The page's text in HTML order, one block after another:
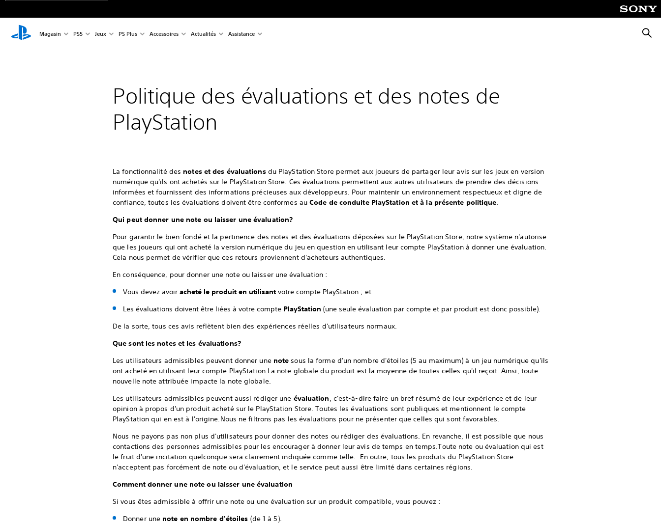
Magasin PS5 Jeux PS Plus Accessoires Actualités Assistance
Politique des évaluations et des notes de
PlayStation
La fonctionnalité des notes et des évaluationsdu PlayStation Store permet aux joueurs de partager leur avis sur les jeux en version
numérique qu'ils ont achetés sur le PlayStation Store. Ces évaluations permettent aux autres utilisateurs de prendre des décisions
informées et fournissent des informations précieuses aux développeurs. Pour maintenir un environnement respectueux et digne de
confiance, toutes les évaluations doivent être conformes auCode de conduite PlayStation et à la présente politique.
Qui peut donner une note ou laisser une évaluation?
Pour garantir le bien-fondé et la pertinence des notes et des évaluations déposées sur le PlayStation Store, notre système n'autorise
que les joueurs qui ont acheté la version numérique du jeu en question en utilisant leur compte PlayStation à donner une évaluation.
Cela nous permet de vérifier que ces retours proviennent d'acheteurs authentiques.
En conséquence, pour donner une note ou laisser une évaluation :
Vous devez avoir acheté le produit en utilisant votre compte PlayStation ; et
Les évaluations doivent être liées à votre compte PlayStation (une seule évaluation par compte et par produit est donc possible).
De la sorte, tous ces avis reflètent bien des expériences réelles d'utilisateurs normaux.
Que sont les notes et les évaluations?
Les utilisateurs admissibles peuvent donner une note sous la forme d'un nombre d'étoiles (5 au maximum) à un jeu numérique qu'ils
ont acheté en utilisant leur compte PlayStation.La note globale du produit est la moyenne de toutes celles qu'il reçoit. Ainsi, toute
nouvelle note attribuée impacte la note globale.
Les utilisateurs admissibles peuvent aussi rédiger une évaluation, c'est-à-dire faire un bref résumé de leur expérience et de leur
opinion à propos d'un produit acheté sur le PlayStation Store. Toutes les évaluations sont publiques et mentionnent le compte
PlayStation qui en est à l'origine.Nous ne filtrons pas les évaluations pour ne présenter que celles qui sont favorables.
Nous ne payons pas non plus d'utilisateurs pour donner des notes ou rédiger des évaluations. En revanche, il est possible que nous
contactions des personnes admissibles pour les encourager à donner leur avis de temps en temps.Toute note ou évaluation qui est
le fruit d'une incitation quelconque sera clairement indiquée comme telle. En outre, tous les produits du PlayStation Store
n'acceptent pas forcément de note ou d'évaluation, et le service peut aussi être limité dans certaines régions.
Comment donner une note ou laisser une évaluation
Si vous êtes admissible à offrir une note ou une évaluation sur un produit compatible, vous pouvez :
Donner une note en nombre d'étoiles (de 1 à 5).